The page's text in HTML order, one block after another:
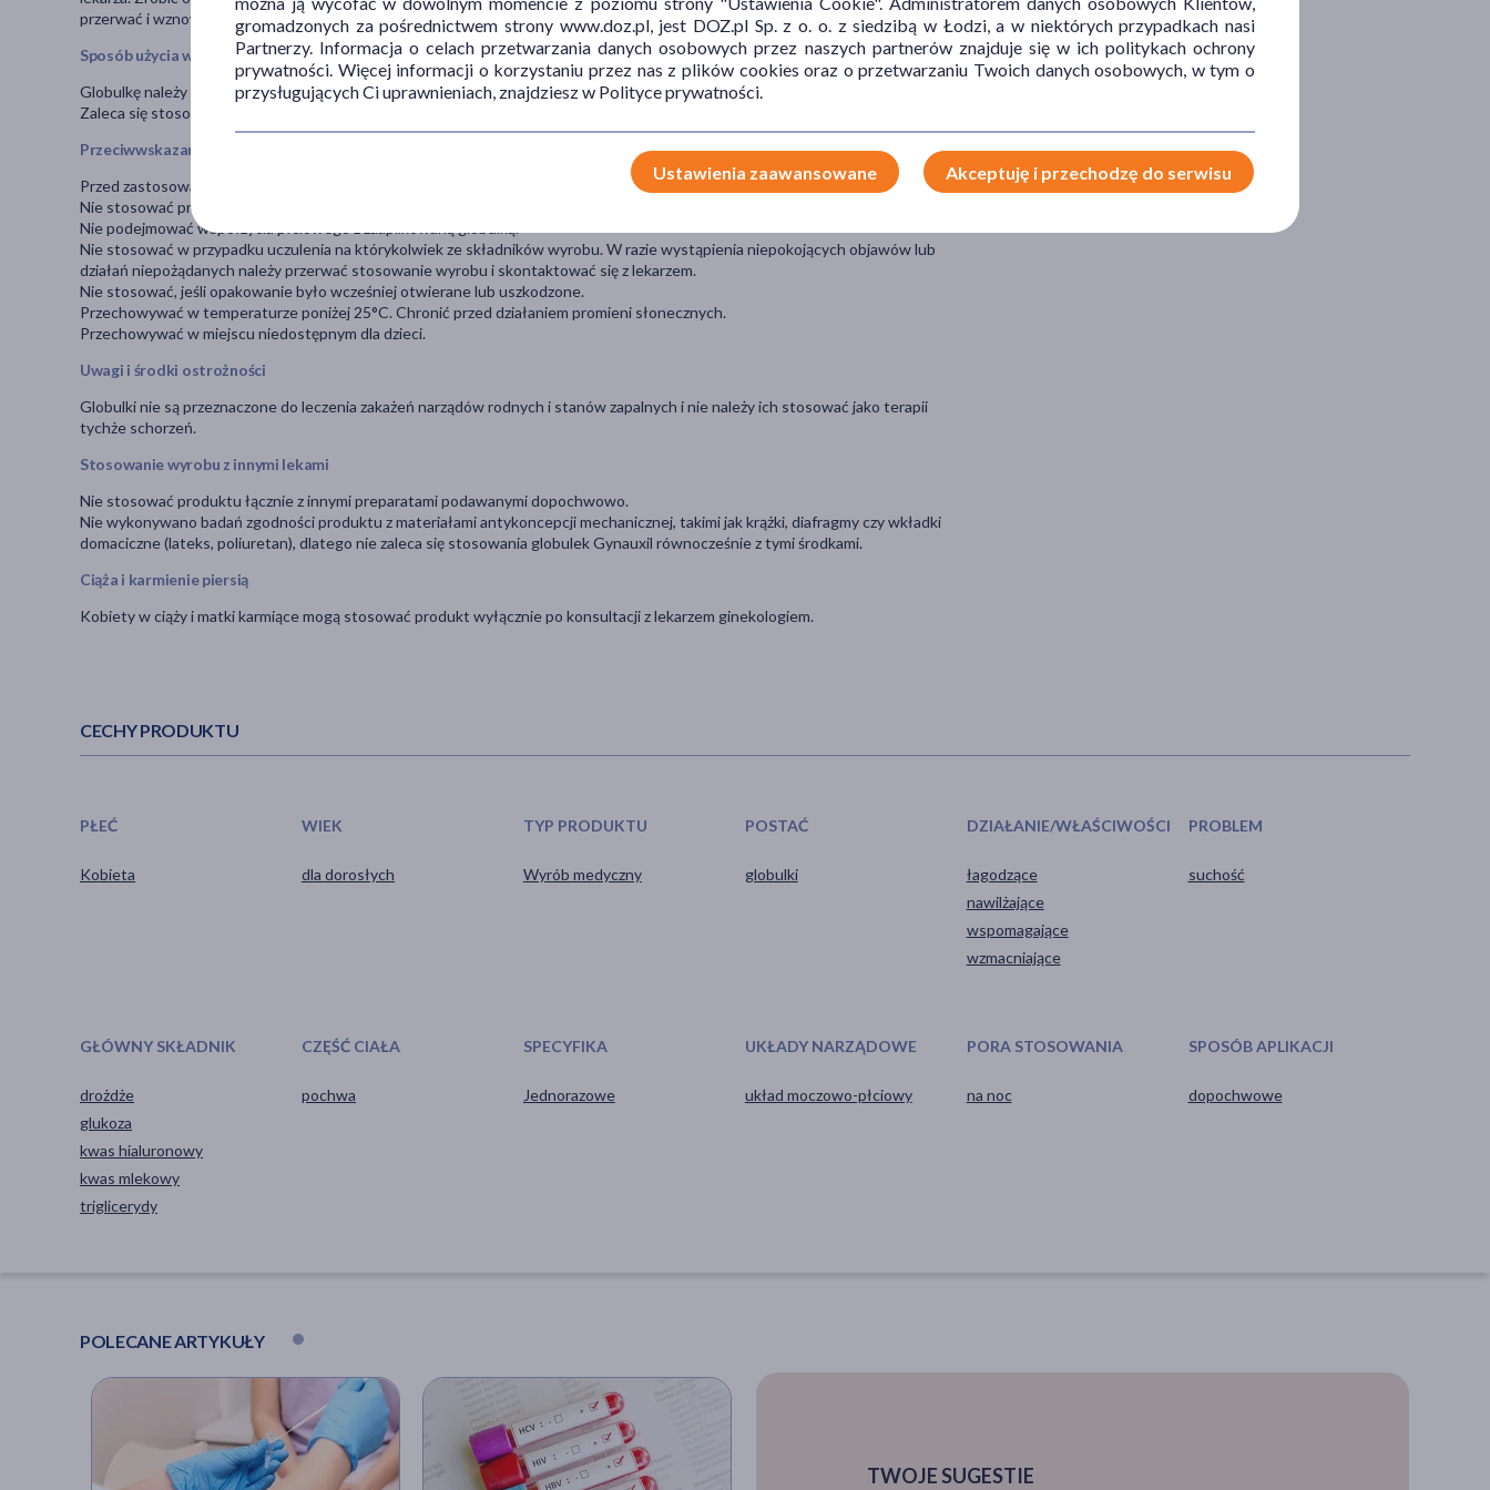
przerwać i wznowić po zakończeniu menstruacji.
Sposób użycia wyrobu medycznego
Globulkę należy umieścić głęboko w pochwie.
Zaleca się stosowanie globulek Gynauxil na noc.
Przeciwwskazania i środki ostrożności
Przed zastosowaniem należy zapoznać się z treścią instrukcji użycia lub etykietą.
Nie stosować preparatu podczas trwania miesiączki.
Nie podejmować współżycia płciowego z zaaplikowaną globulką.
Nie stosować w przypadku uczulenia na którykolwiek ze składników wyrobu. W razie wystąpienia niepokojących objawów lub
działań niepożądanych należy przerwać stosowanie wyrobu i skontaktować się z lekarzem.
Nie stosować, jeśli opakowanie było wcześniej otwierane lub uszkodzone.
Przechowywać w temperaturze poniżej 25°C. Chronić przed działaniem promieni słonecznych.
Przechowywać w miejscu niedostępnym dla dzieci.
Uwagi i środki ostrożności
Globulki nie są przeznaczone do leczenia zakażeń narządów rodnych i stanów zapalnych i nie należy ich stosować jako terapii
tychże schorzeń.
Stosowanie wyrobu z innymi lekami
Nie stosować produktu łącznie z innymi preparatami podawanymi dopochwowo.
Nie wykonywano badań zgodności produktu z materiałami antykoncepcji mechanicznej, takimi jak krążki, diafragmy czy wkładki
domaciczne (lateks, poliuretan), dlatego nie zaleca się stosowania globulek Gynauxil równocześnie z tymi środkami.
Ciąża i karmienie piersią
Kobiety w ciąży i matki karmiące mogą stosować produkt wyłącznie po konsultacji z lekarzem ginekologiem.
CECHY PRODUKTU
PŁEĆ
Kobieta
WIEK
dla dorosłych
TYP PRODUKTU
Wyrób medyczny
POSTAĆ
globulki
DZIAŁANIE/WŁAŚCIWOŚCI
łagodzące
nawilżające
wspomagające
wzmacniające
PROBLEM
suchość
GŁÓWNY SKŁADNIK
drożdże
glukoza
kwas hialuronowy
kwas mlekowy
triglicerydy
CZĘŚĆ CIAŁA
pochwa
SPECYFIKA
Jednorazowe
UKŁADY NARZĄDOWE
układ moczowo-płciowy
PORA STOSOWANIA
na noc
SPOSÓB APLIKACJI
dopochwowe
POLECANE ARTYKUŁY
TWOJE SUGESTIE
gromadzonych za pośrednictwem strony www.doz.pl, jest DOZ.pl Sp. z o. o. z siedzibą w Łodzi, a w niektórych przypadkach nasi
Partnerzy. Informacja o celach przetwarzania danych osobowych przez naszych partnerów znajduje się w ich politykach ochrony
prywatności. Więcej informacji o korzystaniu przez nas z plików cookies oraz o przetwarzaniu Twoich danych osobowych, w tym o
przysługujących Ci uprawnieniach, znajdziesz w Polityce prywatności.
Ustawienia zaawansowane Akceptuję i przechodzę do serwisu